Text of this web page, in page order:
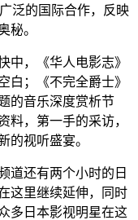
泛的国际合作，反映
秘。
中，《华人电影志》
白；《不完全爵士》
的音乐深度赏析节
料，第一手的采访，
的视听盛宴。
道还有两个小时的日
这里继续延伸，同时
多日本影视明星在这